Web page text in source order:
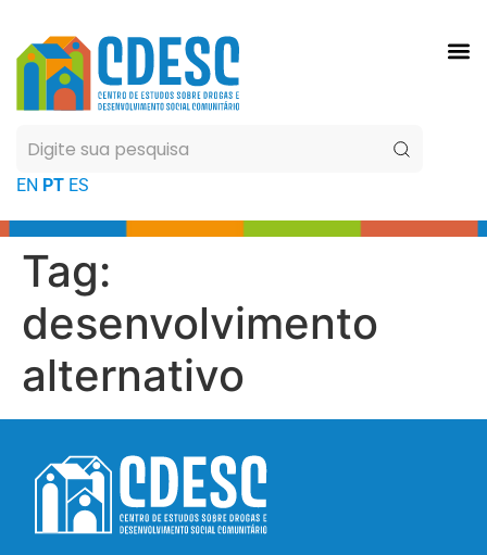
EN PT ES
.
Tag:
desenvolvimento
alternativo